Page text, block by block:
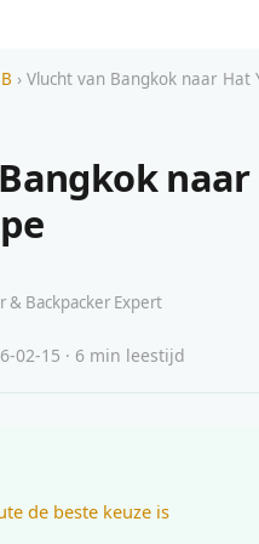
› Vlucht van Bangkok naar
& Backpacker Expert
02-15 · 6 min leestijd
de beste keuze is